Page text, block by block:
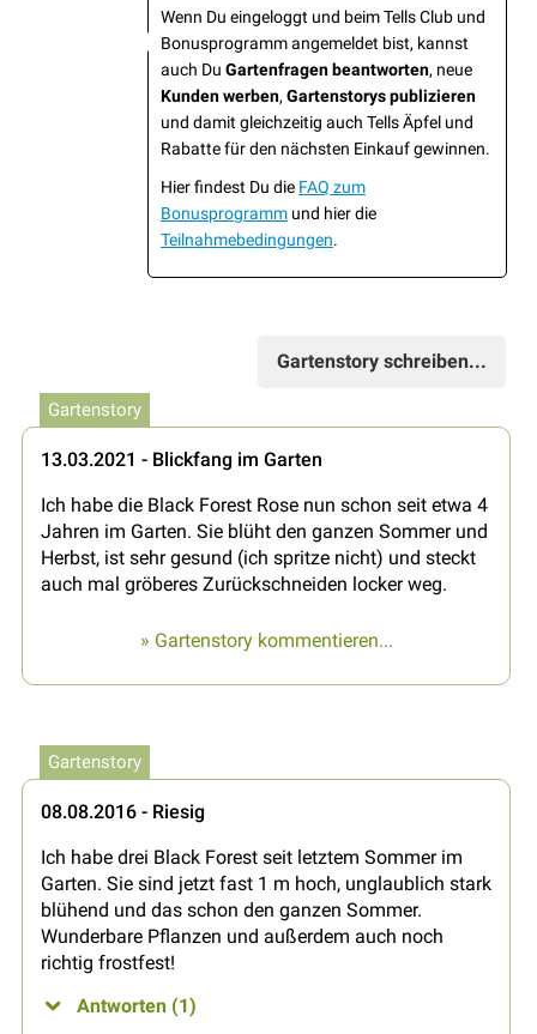
Wenn Du eingeloggt und beim Tells Club und
Bonusprogramm angemeldet bist, kannst
auch Du Gartenfragen beantworten, neue
Kunden werben, Gartenstorys publizieren
und damit gleichzeitig auch Tells Äpfel und
Rabatte für den nächsten Einkauf gewinnen.
Hier findest Du die FAQ zum
Bonusprogramm und hier die
Teilnahmebedingungen.
Gartenstory schreiben...
Gartenstory
13.03.2021 - Blickfang im Garten
Ich habe die Black Forest Rose nun schon seit etwa 4
Jahren im Garten. Sie blüht den ganzen Sommer und
Herbst, ist sehr gesund (ich spritze nicht) und steckt
auch mal gröberes Zurückschneiden locker weg.
» Gartenstory kommentieren...
Gartenstory
08.08.2016 - Riesig
Ich habe drei Black Forest seit letztem Sommer im
Garten. Sie sind jetzt fast 1 m hoch, unglaublich stark
blühend und das schon den ganzen Sommer.
Wunderbare Pflanzen und außerdem auch noch
richtig frostfest!
Antworten (1)